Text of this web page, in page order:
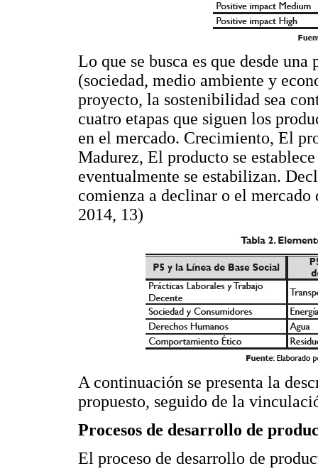
Lo que se busca es que desde
(sociedad, medio ambiente y
proyecto, la sostenibilidad sea
cuatro etapas que siguen los
en el mercado. Crecimiento, El
Madurez, El producto se
eventualmente se estabilizan.
comienza a declinar o el
2014, 13)
A continuación se presenta la
propuesto, seguido de la
Procesos de desarrollo de
El proceso de desarrollo de